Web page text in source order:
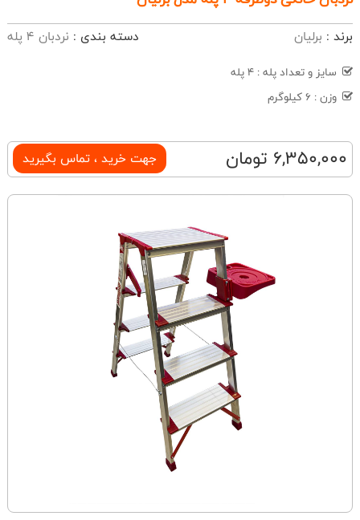
برند : برلیان دسته بندی : نردبان 4 پله
سایز و تعداد پله : 4 پله
وزن : 6 کیلوگرم
6,350,000 تومان جهت خرید ، تماس بگیرید